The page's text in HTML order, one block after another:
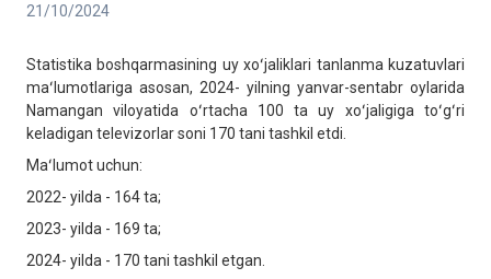
21/10/2024
Statistika boshqarmasining uy xoʻjaliklari tanlanma kuzatuvlari
maʻlumotlariga asosan, 2024- yilning yanvar-sentabr oylarida
Namangan viloyatida oʻrtacha 100 ta uy xoʻjaligiga toʻgʻri
keladigan televizorlar soni 170 tani tashkil etdi.
Maʻlumot uchun:
2022- yilda - 164 ta;
2023- yilda - 169 ta;
2024- yilda - 170 tani tashkil etgan.